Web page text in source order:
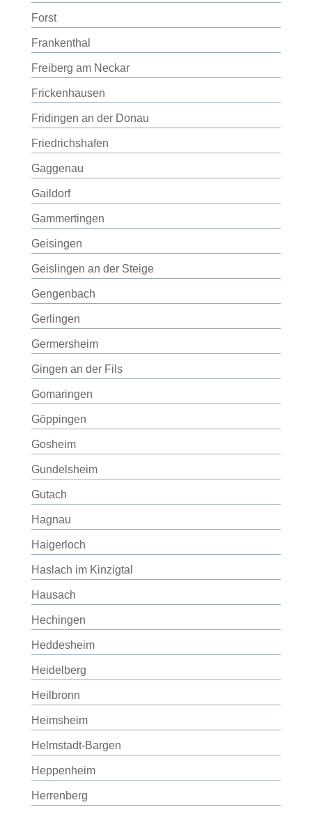
Forst
Frankenthal
Freiberg am Neckar
Frickenhausen
Fridingen an der Donau
Friedrichshafen
Gaggenau
Gaildorf
Gammertingen
Geisingen
Geislingen an der Steige
Gengenbach
Gerlingen
Germersheim
Gingen an der Fils
Gomaringen
Göppingen
Gosheim
Gundelsheim
Gutach
Hagnau
Haigerloch
Haslach im Kinzigtal
Hausach
Hechingen
Heddesheim
Heidelberg
Heilbronn
Heimsheim
Helmstadt-Bargen
Heppenheim
Herrenberg